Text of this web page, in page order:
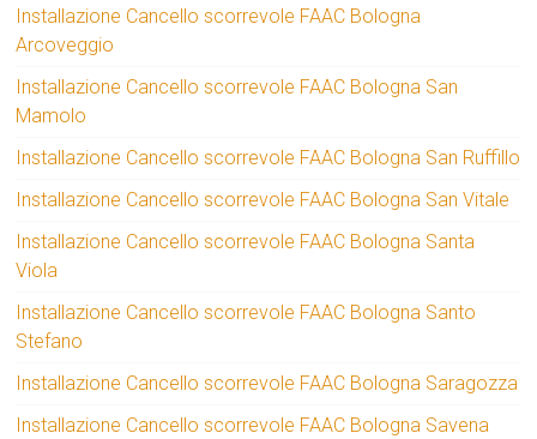
Installazione Cancello scorrevole FAAC Bologna
Arcoveggio
Installazione Cancello scorrevole FAAC Bologna San
Mamolo
Installazione Cancello scorrevole FAAC Bologna San Ruffillo
Installazione Cancello scorrevole FAAC Bologna San Vitale
Installazione Cancello scorrevole FAAC Bologna Santa
Viola
Installazione Cancello scorrevole FAAC Bologna Santo
Stefano
Installazione Cancello scorrevole FAAC Bologna Saragozza
Installazione Cancello scorrevole FAAC Bologna Savena